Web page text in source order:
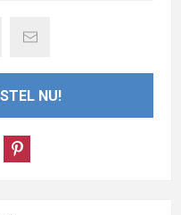
NU!